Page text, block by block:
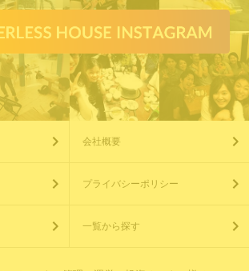
会社概要
プライバシーポリシー
一覧から探す